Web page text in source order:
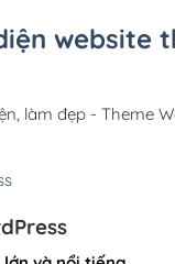
website
làm đẹp - Theme